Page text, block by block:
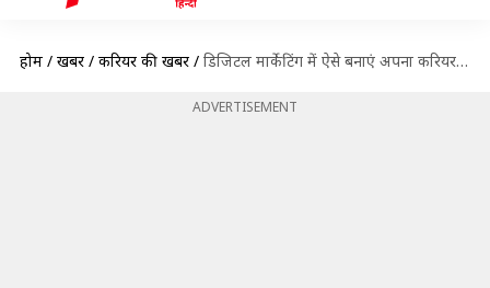
होम / खबरें / करियर की खबरें / डिजिटल मार्केटिंग में ऐसे बनाएं अपना करियर, मिलेगी सफलता
ADVERTISEMENT